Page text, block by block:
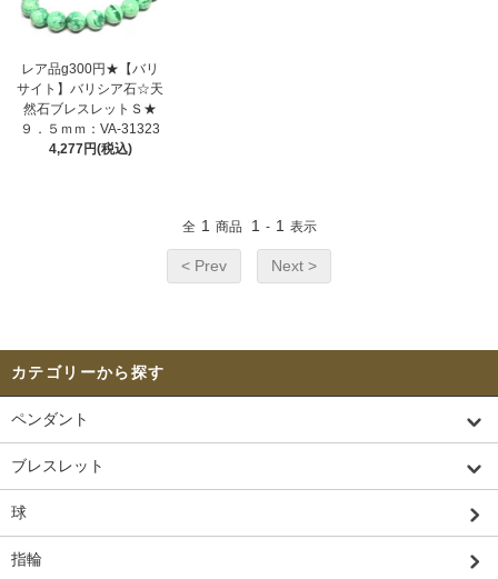
レア品g300円★【バリ
サイト】バリシア石☆天
然石ブレスレットＳ★
９．５ｍｍ：VA-31323
4,277円(税込)
全 1 商品 1 - 1 表示
< Prev Next >
カテゴリーから探す
ペンダント
ブレスレット
球
指輪